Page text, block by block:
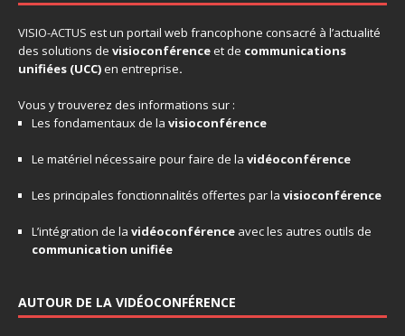
VISIO-ACTUS est un portail web francophone consacré à l’actualité
des solutions de visioconférenceet de communications
unifiées (UCC)en entreprise.
Vous y trouverez des informations sur :
Les fondamentaux de la visioconférence
Le matériel nécessaire pour faire de la vidéoconférence
Les principales fonctionnalités offertes par la visioconférence
L’intégration de la vidéoconférence avec les autres outils de
communication unifiée
AUTOUR DE LA VIDÉOCONFÉRENCE